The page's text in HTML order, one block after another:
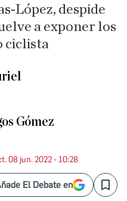
López, despide
a exponer los
ciclista
Gómez
08 jun. 2022 - 10:28
El Debate en Save